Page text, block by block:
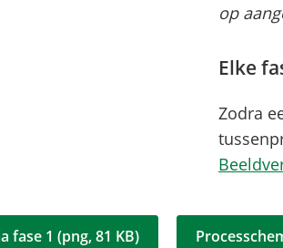
op
Elke
Zodra
fase 1 (png, 81 KB)